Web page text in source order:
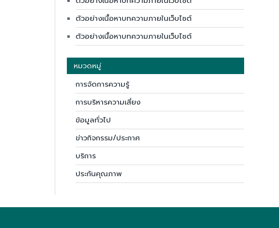
ตัวอย่างเนื้อหาบทความภายในเว็บไซต์
ตัวอย่างเนื้อหาบทความภายในเว็บไซต์
หมวดหมู่
การจัดการความรู้
การบริหารความเสี่ยง
ข้อมูลทั่วไป
ข่าวกิจกรรม/ประกาศ
บริการ
ประกันคุณภาพ